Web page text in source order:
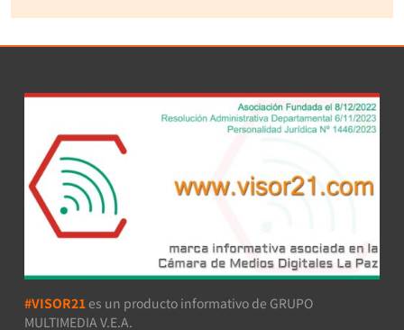
#VISOR21 es un producto informativo de GRUPO
MULTIMEDIA V.E.A.